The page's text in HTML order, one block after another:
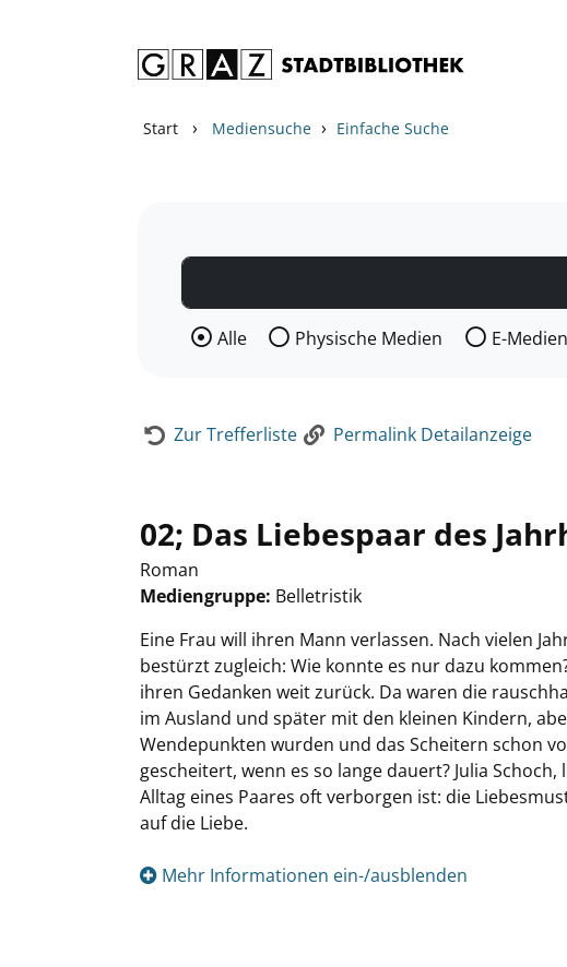
Start › Mediensuche › Einfache Suche
Wählen Sie die Medienart nach der Sie
Alle Physische Medien E-Medien
Zur Trefferliste Permalink Detailanzeige
02; Das Liebespaar des
Roman
Mediengruppe: Belletristik
Eine Frau will ihren Mann verlassen. Nach vielen
bestürzt zugleich: Wie konnte es nur dazu
ihren Gedanken weit zurück. Da waren die
im Ausland und später mit den kleinen Kindern,
Wendepunkten wurden und das Scheitern schon
gescheitert, wenn es so lange dauert? Julia
Alltag eines Paares oft verborgen ist: die
auf die Liebe.
Mehr Informationen ein-/ausblenden